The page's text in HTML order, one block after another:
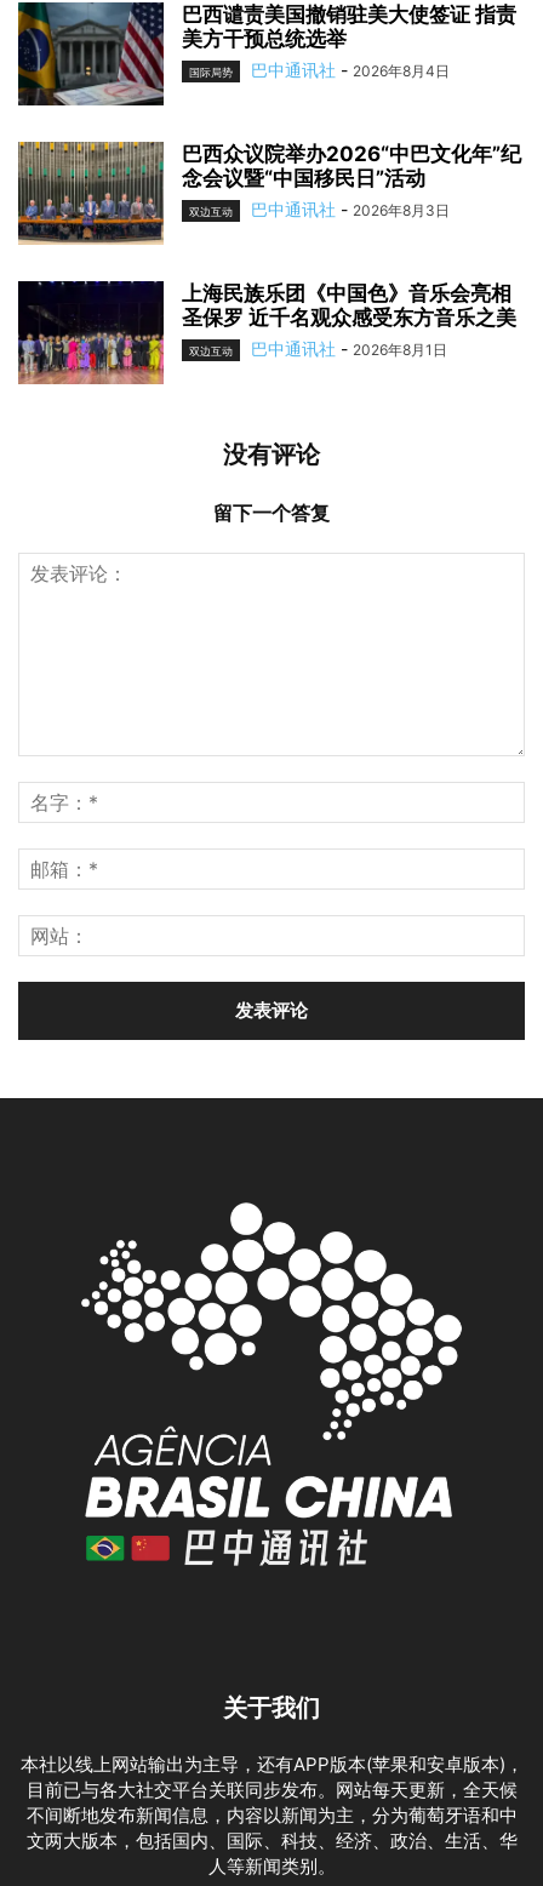
巴西谴责美国撤销驻美大使签证 指责
美方干预总统选举
国际局势 巴中通讯社 - 2026年8月4日
巴西众议院举办2026“中巴文化年”纪
念会议暨“中国移民日”活动
双边互动 巴中通讯社 - 2026年8月3日
上海民族乐团《中国色》音乐会亮相
圣保罗 近千名观众感受东方音乐之美
双边互动 巴中通讯社 - 2026年8月1日
没有评论
留下一个答复
关于我们
本社以线上网站输出为主导，还有APP版本(苹果和安卓版本)，
目前已与各大社交平台关联同步发布。网站每天更新，全天候
不间断地发布新闻信息，内容以新闻为主，分为葡萄牙语和中
文两大版本，包括国内、国际、科技、经济、政治、生活、华
人等新闻类别。